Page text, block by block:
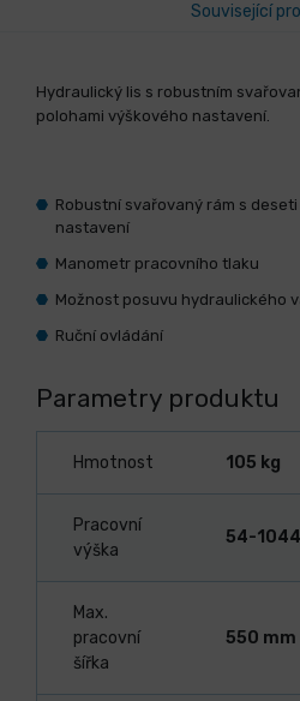
Související
Hydraulický lis s robustním
polohami výškového nastavení.
Robustní svařovaný rám s
nastavení
Manometr pracovního tlaku
Možnost posuvu hydraulického
Ruční ovládání
Parametry produktu
Hmotnost 105 kg
Pracovní
výška
54-
Max.
pracovní
šířka
550 mm